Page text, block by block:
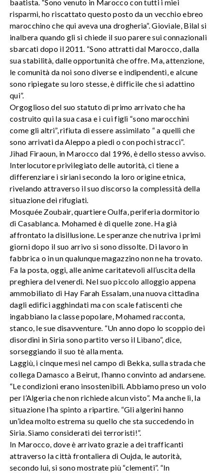
baatista. “Sono venuto in Marocco con tutti i miei
risparmi, ho riscattato questo posto da un vecchio ebreo
marocchino che qui aveva una drogheria”. Gioviale, Bilal si
inalbera quando gli si chiede il suo parere sui connazionali
sbarcati dopo il 2011. “Sono attratti dal Marocco, dalla
sua stabilità, dalle opportunità che offre. Ma, attenzione,
le comunità da noi sono diverse e indipendenti, e alcune
sono ripiegate su loro stesse, è difficile che si adattino
qui”.
Orgoglioso del suo statuto di primo arrivato che ha
costruito qui la sua casa e i cui figli “sono marocchini
come gli altri”, rifiuta di essere assimilato “ a quelli che
sono arrivati da Aleppo a piedi o con pochi stracci”.
Jihad Firaoun, in Marocco dal 1996, è dello stesso avviso.
Interlocutore privilegiato delle autorità, ci tiene a
differenziare i siriani secondo la loro origine etnica,
rivelando attraverso il suo discorso la complessità della
situazione dei rifugiati.
Mosquée Zoubair, quartiere Oulfa, periferia dormitorio
di Casablanca. Mohamed è di quelle zone. Ha già
affrontato la disillusione. Le speranze che nutriva i primi
giorni dopo il suo arrivo si sono dissolte. Di lavoro in
fabbrica o in un qualunque magazzino non ne ha trovato.
Fa la posta, oggi, alle anime caritatevoli all’uscita della
preghiera del venerdì. Nel suo piccolo alloggio appena
ammobiliato di Hay Farah Essalam, una nuova cittadina
dagli edifici agghindati ma con scale fatiscenti che
ingabbiano la classe popolare, Mohamed racconta,
stanco, le sue disavventure. “Un anno dopo lo scoppio dei
disordini in Siria sono partito verso il Libano”, dice,
sorseggiando il suo tè alla menta.
Laggiù, i cinque mesi nel campo di Bekka, sulla strada che
collega Damasco a Beirut, l’hanno convinto ad andarsene.
“Le condizioni erano insostenibili. Abbiamo preso un volo
per l’Algeria che non richiede alcun visto”. Ma anche lì, la
situazione l’ha spinto a ripartire. “Gli algerini hanno
un’idea molto estrema su quello che sta succedendo in
Siria. Siamo considerati dei terroristi!”.
In Marocco, dove è arrivato grazie a dei trafficanti
attraverso la città frontaliera di Oujda, le autorità,
secondo lui, si sono mostrate più “clementi”. “In